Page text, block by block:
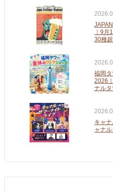
｜9月
30種
福岡
2026
ナルタ
キャ
ャナ